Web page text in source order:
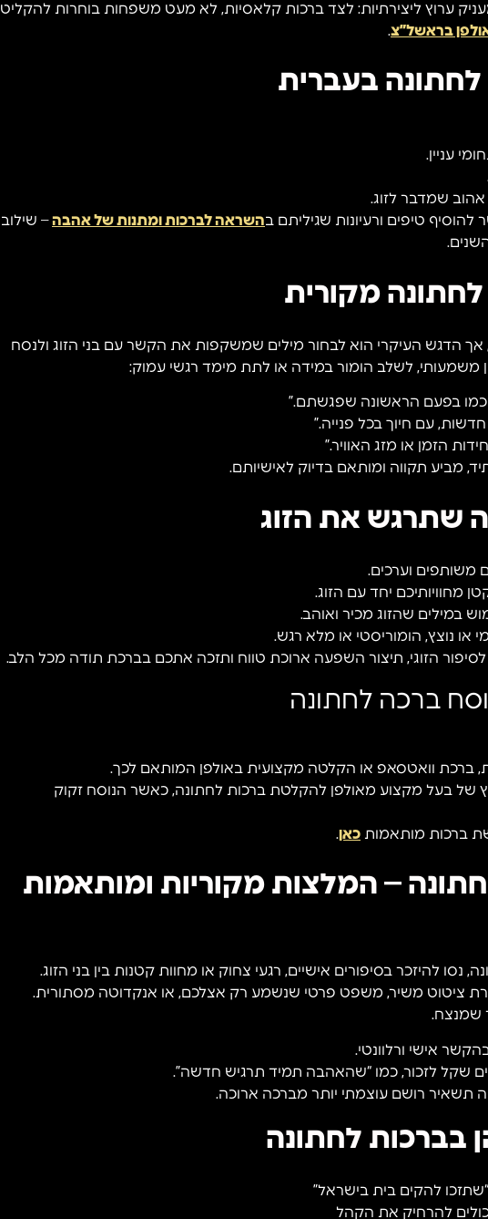
ערוץ ליצירתיות: לצד ברכות קלאסיות, לא מעט משפחות בוחרות להקליט
בראשל”צ.
לחתונה בעברית
עניין.
שמדבר לזוג.
טיפים ורעיונות שגיליתם בהשראה לברכות ומתנות של אהבה– שילוב
מקורית
אך הדגש העיקרי הוא לבחור מילים שמשקפות את הקשר עם בני הזוג ולנסח
משמעותי, לשלב הומור במידה או לתת מימד רגשי עמוק:
כמו בפעם הראשונה שפגשתם.”
עם חיוך בכל פנייה.”
הזמן או מזג האוויר.”
תקווה ומותאם בדיוק לאישיותם.
שתרגש את הזוג
משותפים וערכים.
מחוויותיכם יחד עם הזוג.
במילים שהזוג מכיר ואוהב.
או נוצץ, הומוריסטי או מלא רגש.
הזוגי, תיצור השפעה ארוכת טווח ותזכה אתכם בברכת תודה מכל הלב.
ברכה לחתונה
ברכת וואטסאפ או הקלטה מקצועית באולפן המותאם לכך.
של בעל מקצוע מאולפן להקלטת ברכות לחתונה, כאשר הנוסח זקוק
ברכות מותאמות כאן.
– המלצות מקוריות ומותאמות
להיזכר בסיפורים אישיים, רגעי צחוק או מחוות קטנות בין בני הזוג.
ציטוט משיר, משפט פרטי שנשמע רק אצלכם, או אנקדוטה מסתורית.
שמנצח.
אישי ורלוונטי.
שקל לזכור, כמו “שהאהבה תמיד תרגיש חדשה”.
תשאיר רושם עוצמתי יותר מברכה ארוכה.
בברכות לחתונה
להרחיק את הקהל